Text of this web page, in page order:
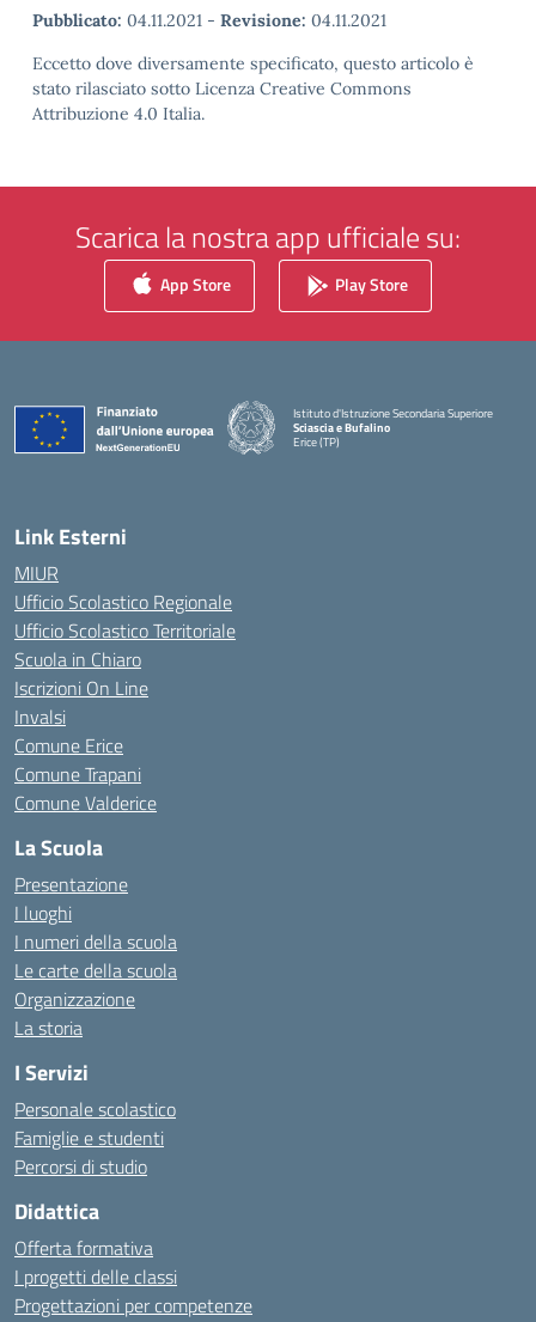
Pubblicato: 04.11.2021 - Revisione: 04.11.2021
Eccetto dove diversamente specificato, questo articolo è
stato rilasciato sotto Licenza Creative Commons
Attribuzione 4.0 Italia.
Scarica la nostra app ufficiale su:
App Store Play Store
Istituto d'Istruzione Secondaria Superiore
Sciascia e Bufalino
Erice (TP)
Link Esterni
MIUR
Ufficio Scolastico Regionale
Ufficio Scolastico Territoriale
Scuola in Chiaro
Iscrizioni On Line
Invalsi
Comune Erice
Comune Trapani
Comune Valderice
La Scuola
Presentazione
I luoghi
I numeri della scuola
Le carte della scuola
Organizzazione
La storia
I Servizi
Personale scolastico
Famiglie e studenti
Percorsi di studio
Didattica
Offerta formativa
I progetti delle classi
Progettazioni per competenze